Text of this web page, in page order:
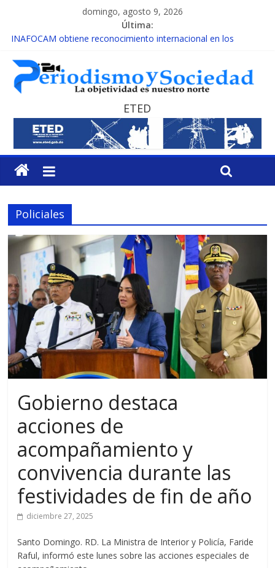
domingo, agosto 9, 2026
Última:
INAFOCAM obtiene reconocimiento internacional en los
15 de febrero de cada año es Día Nacional de la lucha contra el
cáncer infantil
EL ENFOQUE UNILATERAL DE LA COALICIÓN
MESCyT y Universidad Albizu apoyarán rehabilitación de
reclusos
MESCyT presenta calendario de Consulta Nacional por la
Educación
ETED
Policiales
Gobierno destaca
acciones de
acompañamiento y
convivencia durante las
festividades de fin de año
diciembre 27, 2025
Santo Domingo. RD. La Ministra de Interior y Policía, Faride
Raful, informó este lunes sobre las acciones especiales de